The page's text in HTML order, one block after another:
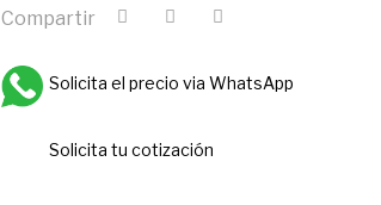
Compartir
Solicita el precio via WhatsApp
Solicita tu cotización